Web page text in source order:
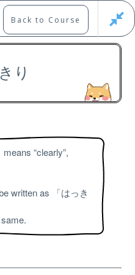
Course 7
Free
Back to Course
り
means “clearly”,
written as 「はっき